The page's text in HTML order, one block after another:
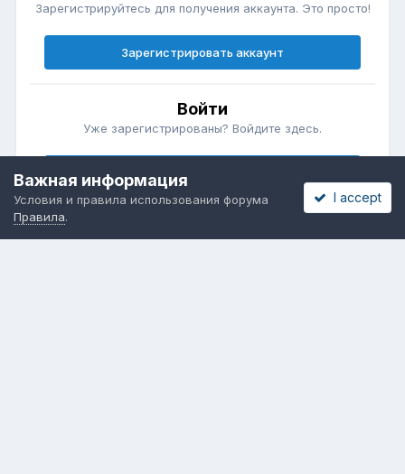
Зарегистрируйтесь для получения аккаунта. Это просто!
Зарегистрировать аккаунт
Войти
Уже зарегистрированы? Войдите здесь.
Важная информация
Условия и правила использования форума
Правила.
I accept